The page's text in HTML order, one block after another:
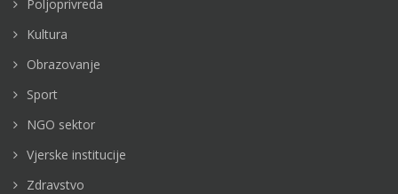
Poljoprivreda
Kultura
Obrazovanje
Sport
NGO sektor
Vjerske institucije
Zdravstvo